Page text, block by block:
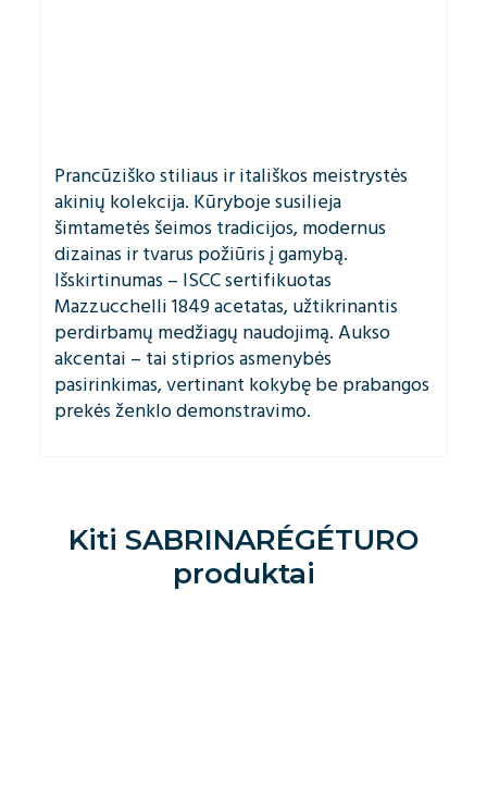
Prancūziško stiliaus ir itališkos meistrystės
akinių kolekcija. Kūryboje susilieja
šimtametės šeimos tradicijos, modernus
dizainas ir tvarus požiūris į gamybą.
Išskirtinumas – ISCC sertifikuotas
Mazzucchelli 1849 acetatas, užtikrinantis
perdirbamų medžiagų naudojimą. Aukso
akcentai – tai stiprios asmenybės
pasirinkimas, vertinant kokybę be prabangos
prekės ženklo demonstravimo.
Kiti SABRINARÉGÉTURO
produktai